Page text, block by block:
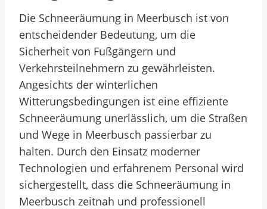
Die Schneeräumung in Meerbusch ist von
entscheidender Bedeutung, um die
Sicherheit von Fußgängern und
Verkehrsteilnehmern zu gewährleisten.
Angesichts der winterlichen
Witterungsbedingungen ist eine effiziente
Schneeräumung unerlässlich, um die Straßen
und Wege in Meerbusch passierbar zu
halten. Durch den Einsatz moderner
Technologien und erfahrenem Personal wird
sichergestellt, dass die Schneeräumung in
Meerbusch zeitnah und professionell